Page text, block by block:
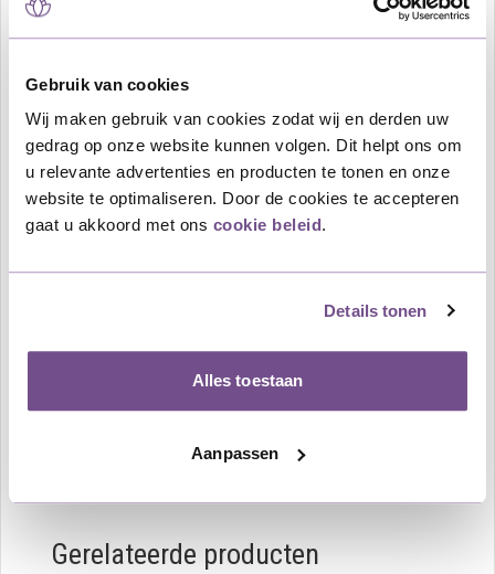
Gebruik van cookies
Wij maken gebruik van cookies zodat wij en derden uw
gedrag op onze website kunnen volgen. Dit helpt ons om
u relevante advertenties en producten te tonen en onze
website te optimaliseren. Door de cookies te accepteren
gaat u akkoord met ons cookie beleid.
Details tonen
Alles toestaan
Aanpassen
rouwbloemstuk afwijkt met wat op de afbeelding
staat; in dat geval is er voor een passende
opgemaakt met rode Rozen en rode Hypericum met
diverse bladmaterialen.
Aan het boeket kan een rouwkaart of rouwlint worden
bevestigd met een laatste boodschap of groet. Deze
bestelling.
worden bezorgd. Als u voor 12 uur besteld is het
mogelijk om dezelfde dag het rouwboeket bij het
uitvaartcentrum, bejaardenhuis, kerk of huisadres te
Gerelateerde producten